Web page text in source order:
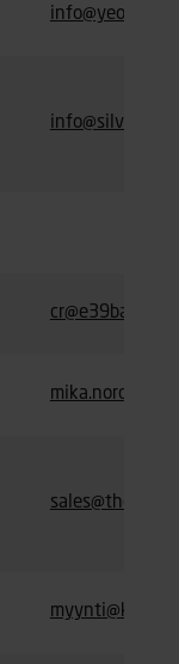
cr@e39baat.no